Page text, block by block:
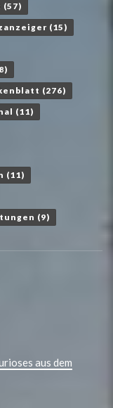
(57)
(15)
(276)
(11)
(11)
(9)
aus dem